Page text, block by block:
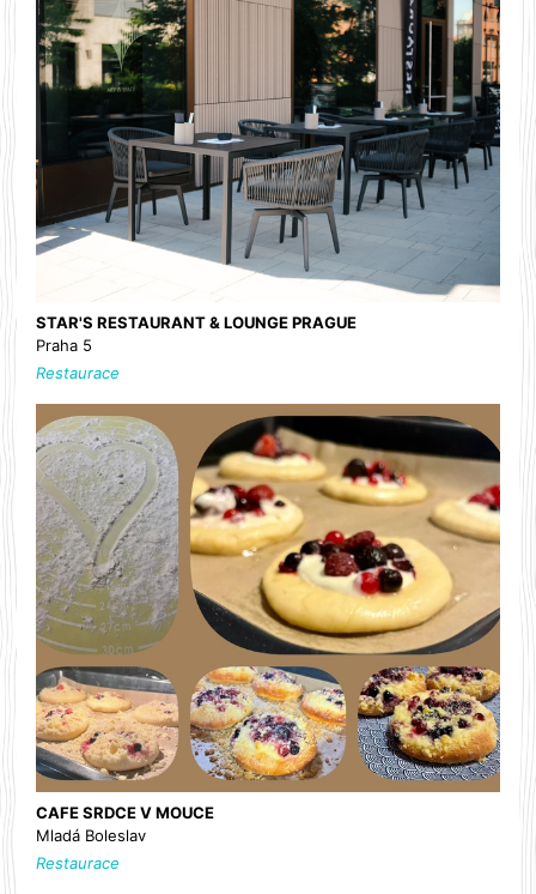
STAR'S RESTAURANT & LOUNGE PRAGUE
Praha 5
Restaurace
CAFE SRDCE V MOUCE
Mladá Boleslav
Restaurace